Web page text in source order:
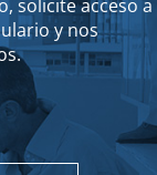
solicite acceso a
y nos